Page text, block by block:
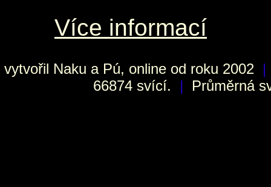
Více informací
vytvořil Naku a Pú, online od roku 2002 |
66874 svící.
| Průměrná